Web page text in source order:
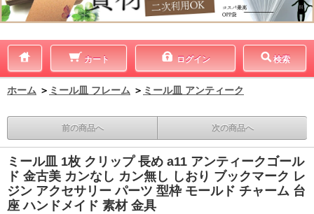
カート ログイン 検索
ホーム ＞ ミール皿 フレーム ＞ ミール皿 アンティーク
前の商品へ 次の商品へ
ミール皿 1枚 クリップ 長め a11 アンティークゴール
ド 金古美 カンなし カン無し しおり ブックマーク レ
ジン アクセサリー パーツ 型枠 モールド チャーム 台
座 ハンドメイド 素材 金具